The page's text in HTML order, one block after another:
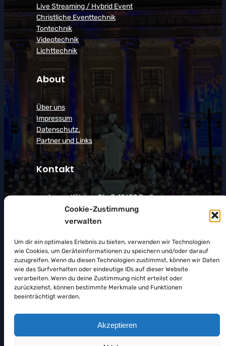
Cookie-Zustimmung
verwalten
Um dir ein optimales Erlebnis zu bieten, verwenden wir Technologien
wie Cookies, um Geräteinformationen zu speichern und/oder darauf
zuzugreifen. Wenn du diesen Technologien zustimmst, können wir Daten
wie das Surfverhalten oder eindeutige IDs auf dieser Website
verarbeiten. Wenn du deine Zustimmung nicht erteilst oder
zurückziehst, können bestimmte Merkmale und Funktionen
beeinträchtigt werden.
Akzeptieren
Live Streaming / Hybrid Event
Christliche Eventtechnik
Tontechnik
Videotechnik
Lichttechnik
About
Über uns
Impressum
Datenschutz.
Partner und Links
Kontakt
Lager: Kölpiner Str. 3, 12689 Berlin
+49 30 40 79 08 56
Email :production@rorbach-
events.com
Wir sind für Sie da:
Mo – Fr: 9 – 18 Uhr
Sa: 10 – 14 Uhr